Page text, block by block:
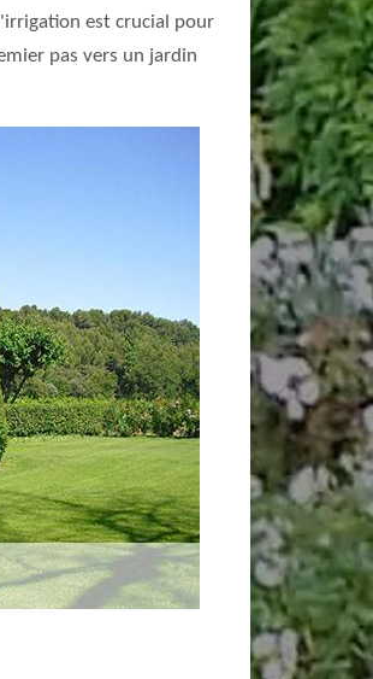
est crucial pour
pas vers un jardin